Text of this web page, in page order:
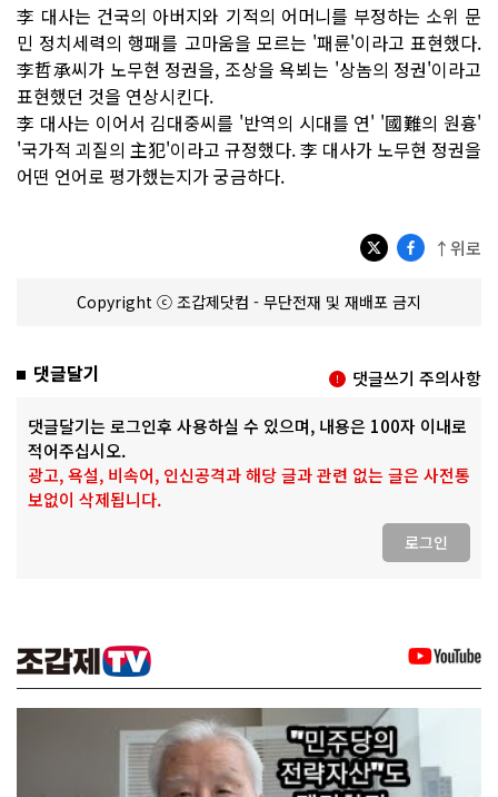
李 대사는 건국의 아버지와 기적의 어머니를 부정하는 소위 문
민 정치세력의 행패를 고마움을 모르는 '패륜'이라고 표현했다.
李哲承씨가 노무현 정권을, 조상을 욕뵈는 '상놈의 정권'이라고
표현했던 것을 연상시킨다.
李 대사는 이어서 김대중씨를 '반역의 시대를 연' '國難의 원흉'
'국가적 괴질의 主犯'이라고 규정했다. 李 대사가 노무현 정권을
어떤 언어로 평가했는지가 궁금하다.
↑위로
Copyright ⓒ 조갑제닷컴 - 무단전재 및 재배포 금지
댓글달기 댓글쓰기 주의사항
댓글달기는 로그인후 사용하실 수 있으며, 내용은 100자 이내로
적어주십시오.
광고, 욕설, 비속어, 인신공격과 해당 글과 관련 없는 글은 사전통
보없이 삭제됩니다.
로그인